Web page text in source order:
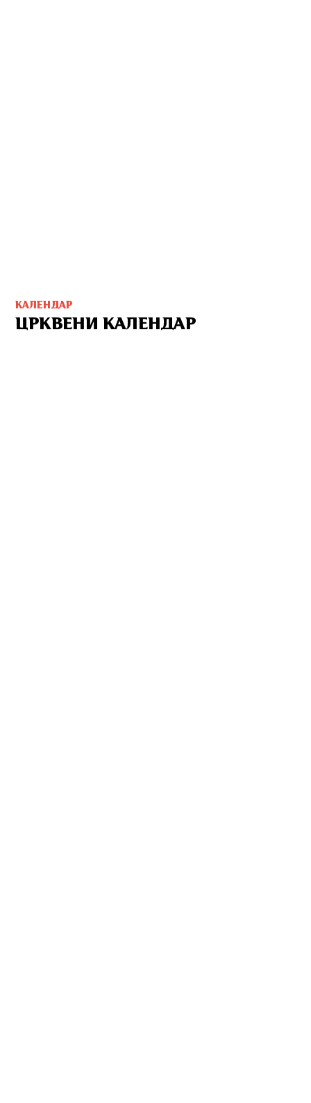
КАЛЕНДАР
ЦРКВЕНИ КАЛЕНДАР